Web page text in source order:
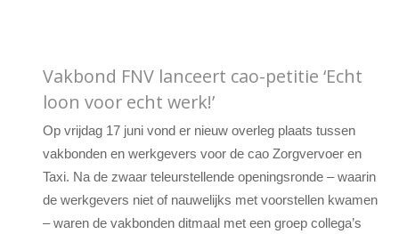
Vakbond FNV lanceert cao-petitie ‘Echt
loon voor echt werk!’
Op vrijdag 17 juni vond er nieuw overleg plaats tussen
vakbonden en werkgevers voor de cao Zorgvervoer en
Taxi. Na de zwaar teleurstellende openingsronde – waarin
de werkgevers niet of nauwelijks met voorstellen kwamen
– waren de vakbonden ditmaal met een groep collega’s